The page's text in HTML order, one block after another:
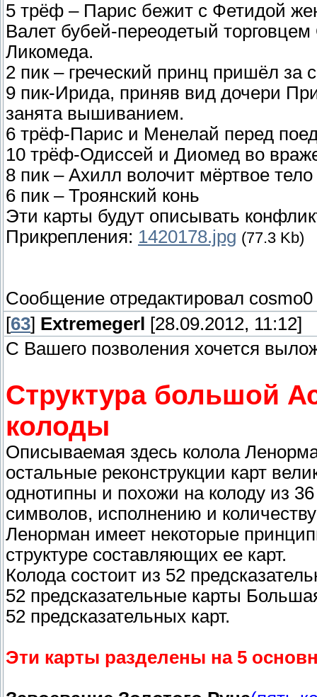
5 трёф – Парис бежит с Фетидой
Валет бубей-переодетый
Ликомеда.
2 пик – греческий принц пришёл за
9 пик-Ирида, приняв вид дочери
занята вышиванием.
6 трёф-Парис и Менелай перед
10 трёф-Одиссей и Диомед во
8 пик – Ахилл волочит мёртвое тело
6 пик – Троянский конь
Эти карты будут описывать
Прикрепления: 1420178.jpg (77.3 Kb)
Сообщение отредактировал cosmo0
[63] Extremegerl
[28.09.2012, 11:12]
С Вашего позволения хочется
Структура большой
колоды
Описываемая здесь колола
остальные реконструкции карт
однотипны и похожи на колоду из
символов, исполнению и
Ленорман имеет некоторые
структуре составляющих ее карт.
Колода состоит из 52
52 предсказательные карты
52 предсказательных карт.
Эти карты разделены на 5